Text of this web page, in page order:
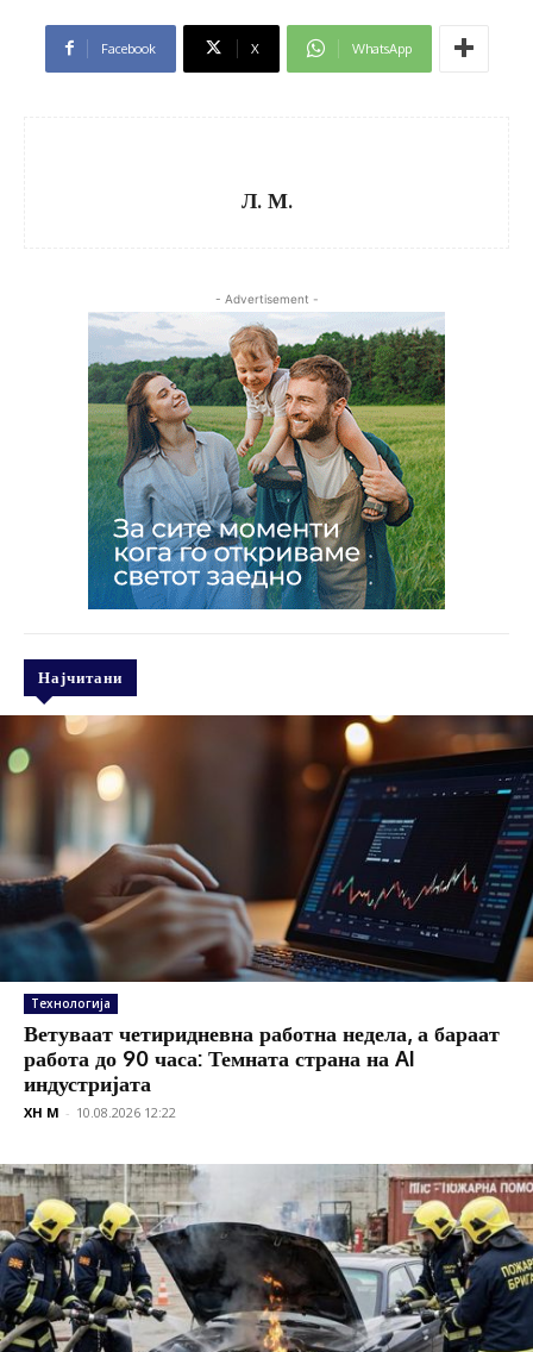
Facebook X WhatsApp
Л. М.
- Advertisement -
Најчитани
Технологија
Ветуваат четиридневна работна недела, а бараат
работа до 90 часа: Темната страна на AI
индустријата
XH M - 10.08.2026 12:22